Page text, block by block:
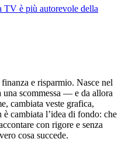
TV è più autorevole della
e risparmio. Nasce nel
scommessa — e da allora
cambiata veste grafica,
cambiata l’idea di fondo: che
con rigore e senza
cosa succede.